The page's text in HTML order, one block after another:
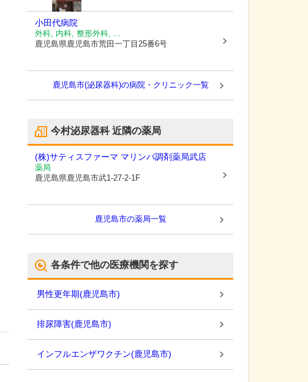
小田代病院
外科, 内科, 整形外科, ...
鹿児島県鹿児島市荒田一丁目25番6号
鹿児島市(泌尿器科)の病院・クリニック一覧
今村泌尿器科近隣の薬局
(株)サティスファーマ マリンバ調剤薬局武店
薬局
鹿児島県鹿児島市武1-27-2-1F
鹿児島市の薬局一覧
各条件で他の医療機関を探す
男性更年期(鹿児島市)
排尿障害(鹿児島市)
インフルエンザワクチン(鹿児島市)